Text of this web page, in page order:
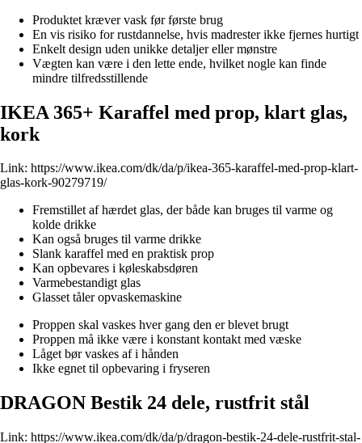
Produktet kræver vask før første brug
En vis risiko for rustdannelse, hvis madrester ikke fjernes hurtigt
Enkelt design uden unikke detaljer eller mønstre
Vægten kan være i den lette ende, hvilket nogle kan finde
mindre tilfredsstillende
IKEA 365+ Karaffel med prop, klart glas,
kork
Link: https://www.ikea.com/dk/da/p/ikea-365-karaffel-med-prop-klart-
glas-kork-90279719/
Fremstillet af hærdet glas, der både kan bruges til varme og
kolde drikke
Kan også bruges til varme drikke
Slank karaffel med en praktisk prop
Kan opbevares i køleskabsdøren
Varmebestandigt glas
Glasset tåler opvaskemaskine
Proppen skal vaskes hver gang den er blevet brugt
Proppen må ikke være i konstant kontakt med væske
Låget bør vaskes af i hånden
Ikke egnet til opbevaring i fryseren
DRAGON Bestik 24 dele, rustfrit stål
Link: https://www.ikea.com/dk/da/p/dragon-bestik-24-dele-rustfrit-stal-